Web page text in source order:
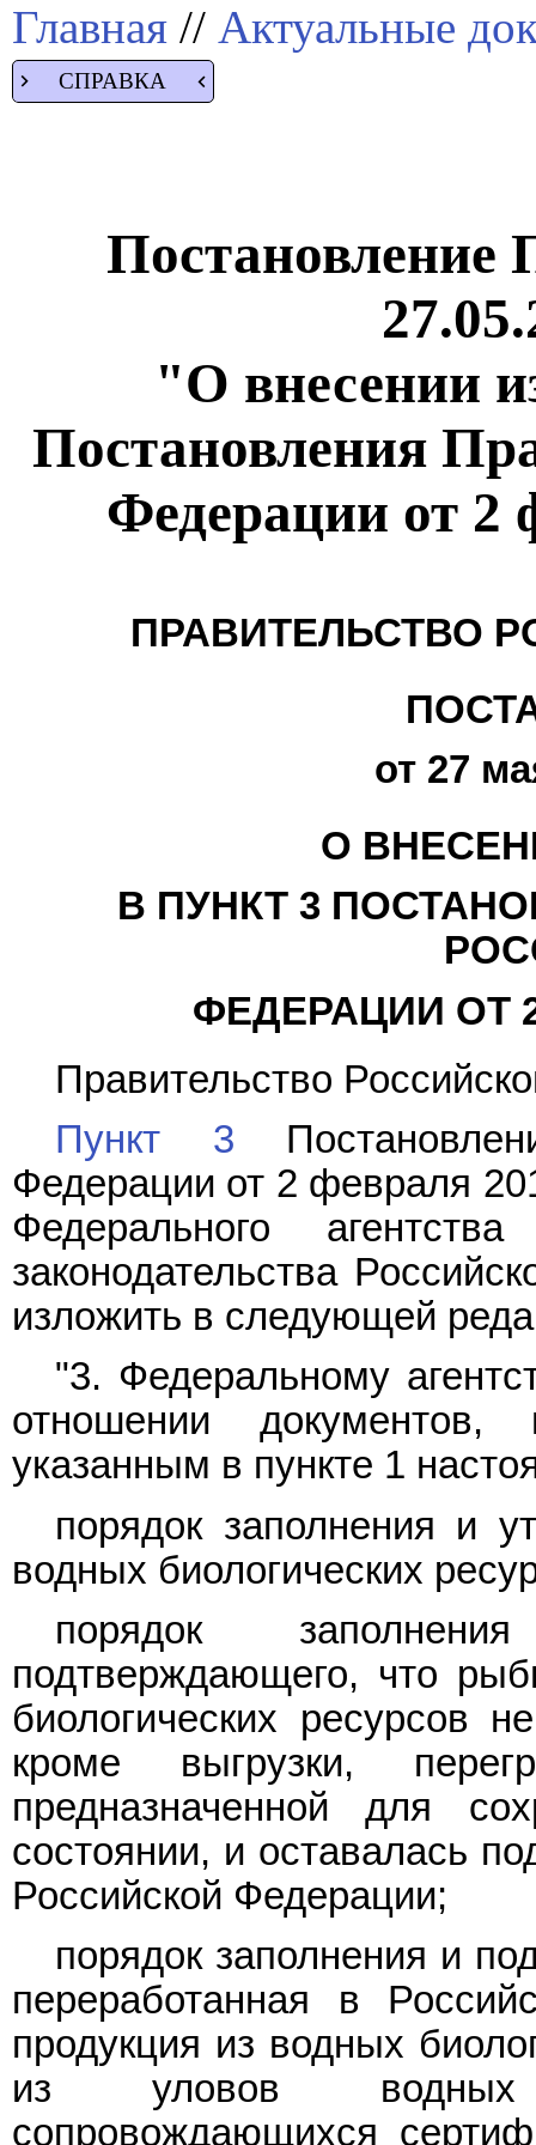
Главная // Актуальные
СПРАВКА
Постановление
"О внесении
Постановления
Федерации от 2
ПРАВИТЕЛЬСТВО
от 27
О
В ПУНКТ 3
ФЕДЕРАЦИИ ОТ 2
Правительство
Пункт 3
Федерации от 2 февраля
Федерального
законодательства
изложить в следующей
"3. Федеральному
отношении документов,
указанным в пункте 1
порядок заполнения и
водных биологических
порядок
подтверждающего, что
биологических ресурсов
кроме выгрузки,
предназначенной для
состоянии, и оставалась
Российской Федерации;
порядок заполнения и
переработанная в
продукция из водных
из уловов водных
сопровождающихся